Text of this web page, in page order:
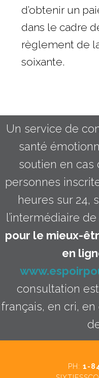
d’obtenir un
dans le cadre
règlement de
soixante.
Un service de
santé
soutien en cas
personnes
heures sur 24,
l’intermédiaire
pour le mieux-
en
consultation
français, en cri,
PH: 1-